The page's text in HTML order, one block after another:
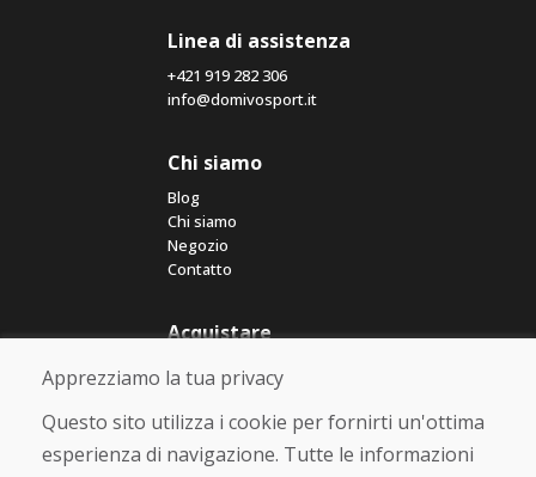
Linea di assistenza
+421 919 282 306
info@domivosport.it
Chi siamo
Blog
Chi siamo
Negozio
Contatto
Acquistare
Negozio online
Termini e condizioni commerciali
Spedizione e pagamento
Reso e cambio merce
Apprezziamo la tua privacy
Questo sito utilizza i cookie per fornirti un'ottima
esperienza di navigazione. Tutte le informazioni